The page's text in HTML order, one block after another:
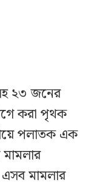
২৩ জনের
করা পৃথক
পলাতক এক
মামলার